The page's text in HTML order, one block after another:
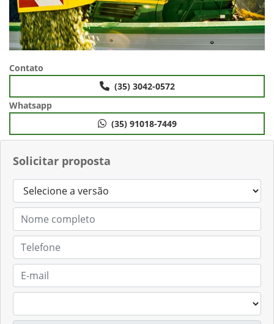
Solicitar proposta
Contato
(35) 3042-0572
Whatsapp
(35) 91018-7449